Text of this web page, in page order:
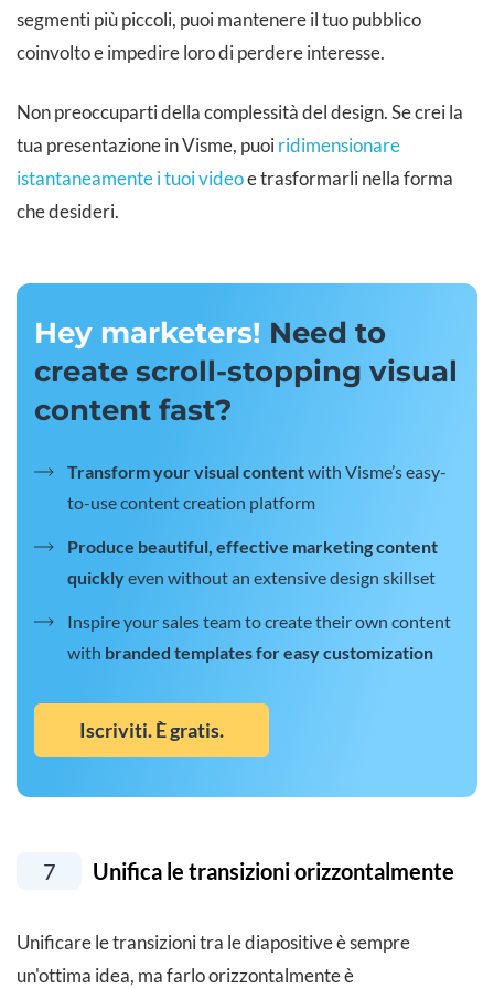
segmenti più piccoli, puoi mantenere il tuo pubblico
coinvolto e impedire loro di perdere interesse.
Non preoccuparti della complessità del design. Se crei la
tua presentazione in Visme, puoiridimensionare
istantaneamente i tuoi videoe trasformarli nella forma
che desideri.
Hey marketers! Need to
create scroll-stopping visual
content fast?
Transform your visual contentwith Visme’s easy-
to-use content creation platform
Produce beautiful, effective marketing content
quicklyeven without an extensive design skillset
Inspire your sales team to create their own content
with branded templates for easy customization
Iscriviti. È gratis.
7 Unifica le transizioni orizzontalmente
Unificare le transizioni tra le diapositive è sempre
un'ottima idea, ma farlo orizzontalmente è